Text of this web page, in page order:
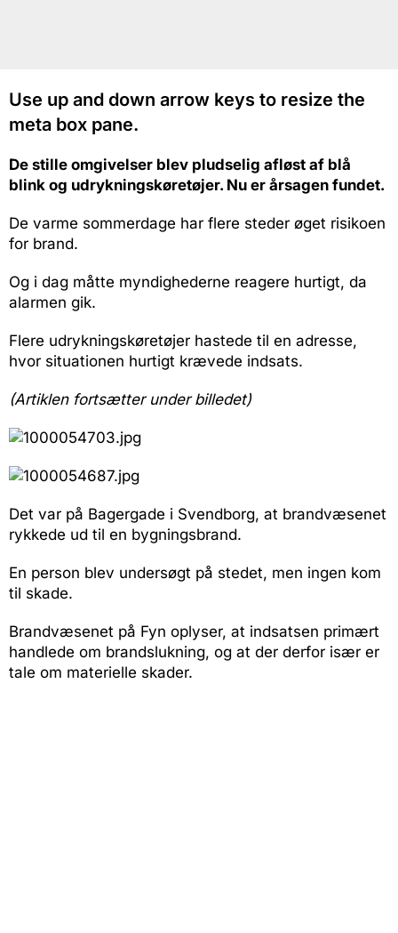
Use up and down arrow keys to resize the
meta box pane.
De stille omgivelser blev pludselig afløst af blå
blink og udrykningskøretøjer. Nu er årsagen fundet.
De varme sommerdage har flere steder øget risikoen
for brand.
Og i dag måtte myndighederne reagere hurtigt, da
alarmen gik.
Flere udrykningskøretøjer hastede til en adresse,
hvor situationen hurtigt krævede indsats.
(Artiklen fortsætter under billedet)
Det var på Bagergade i Svendborg, at brandvæsenet
rykkede ud til en bygningsbrand.
En person blev undersøgt på stedet, men ingen kom
til skade.
Brandvæsenet på Fyn oplyser, at indsatsen primært
handlede om brandslukning, og at der derfor især er
tale om materielle skader.